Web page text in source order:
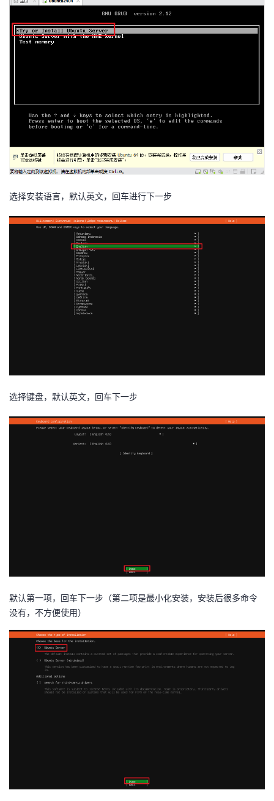
选择安装语言，默认英文，回车进行下一步
选择键盘，默认英文，回车下一步
默认第一项，回车下一步（第二项是最小化安装，安装后很多命令
没有，不方便使用）